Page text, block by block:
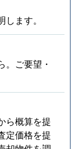
ます。
。ご要望・
ら概算を提
定価格を提